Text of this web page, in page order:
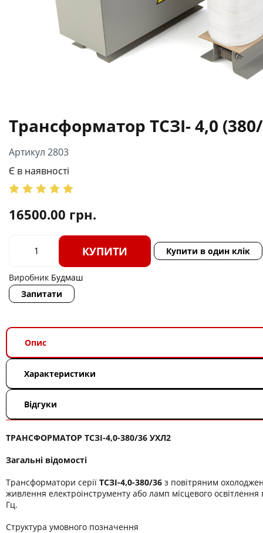
Трансформатор ТСЗІ- 4,0
Артикул 2803
Є в наявності
16500.00 грн.
КУПИТИ Купити в один клік
Виробник Будмаш
Запитати
Опис
Характеристики
Відгуки
ТРАНСФОРМАТОР ТСЗІ-4,0-380/36 УХЛ2
Загальні відомості
Трансформатори серії ТСЗІ-4,0-380/36 з повітряним
живлення електроінструменту або ламп місцевого освітлення
Гц.
Структура умовного позначення